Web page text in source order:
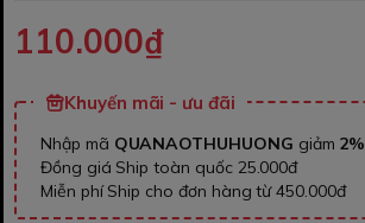
110.000₫
Khuyến mãi - ưu đãi
Nhập mã QUANAOTHUHUONG giảm 2%
Đồng giá Ship toàn quốc 25.000đ
Miễn phí Ship cho đơn hàng từ 450.000đ